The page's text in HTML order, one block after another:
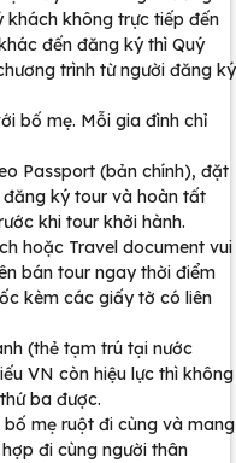
khách không trực tiếp đến
đến đăng ký thì Quý
trình từ người đăng ký
bố mẹ. Mỗi gia đình chỉ
Passport (bản chính), đặt
ký tour và hoàn tất
khi tour khởi hành.
hoặc Travel document vui
bán tour ngay thời điểm
kèm các giấy tờ có liên
(thẻ tạm trú tại nước
VN còn hiệu lực thì không
ba được.
bố mẹ ruột đi cùng và mang
đi cùng người thân